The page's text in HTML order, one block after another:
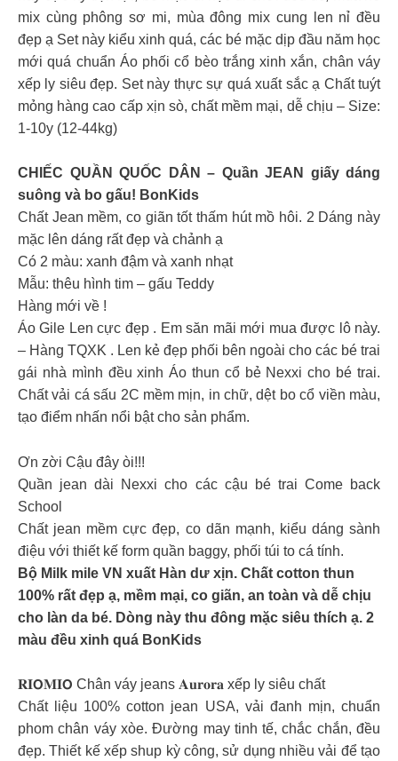
mix cùng phông sơ mi, mùa đông mix cung len nỉ đều
đẹp ạ Set này kiểu xinh quá, các bé mặc dịp đầu năm học
mới quá chuẩn Áo phối cổ bèo trắng xinh xắn, chân váy
xếp ly siêu đẹp. Set này thực sự quá xuất sắc ạ Chất tuýt
mỏng hàng cao cấp xịn sò, chất mềm mại, dễ chịu – Size:
1-10y (12-44kg)
CHIẾC QUẦN QUỐC DÂN – Quần JEAN giấy dáng
suông và bo gấu! BonKids
Chất Jean mềm, co giãn tốt thấm hút mồ hôi. 2 Dáng này
mặc lên dáng rất đẹp và chảnh ạ
Có 2 màu: xanh đậm và xanh nhạt
Mẫu: thêu hình tim – gấu Teddy
Hàng mới về !
Áo Gile Len cực đẹp . Em săn mãi mới mua được lô này.
– Hàng TQXK . Len kẻ đẹp phối bên ngoài cho các bé trai
gái nhà mình đều xinh Áo thun cổ bẻ Nexxi cho bé trai.
Chất vải cá sấu 2C mềm mịn, in chữ, dệt bo cổ viền màu,
tạo điểm nhấn nổi bật cho sản phẩm.
Ơn zời Cậu đây òi!!!
Quần jean dài Nexxi cho các cậu bé trai Come back
School
Chất jean mềm cực đẹp, co dãn mạnh, kiểu dáng sành
điệu với thiết kế form quần baggy, phối túi to cá tính.
Bộ Milk mile VN xuất Hàn dư xịn. Chất cotton thun
100% rất đẹp ạ, mềm mại, co giãn, an toàn và dễ chịu
cho làn da bé. Dòng này thu đông mặc siêu thích ạ. 2
màu đều xinh quá BonKids
𝐑𝐈𝗢𝐌𝐈𝗢 Chân váy jeans 𝐀𝐮𝐫𝐨𝐫𝐚 xếp ly siêu chất
Chất liệu 100% cotton jean USA, vải đanh mịn, chuẩn
phom chân váy xòe. Đường may tinh tế, chắc chắn, đều
đẹp. Thiết kế xếp shup kỳ công, sử dụng nhiều vải để tạo